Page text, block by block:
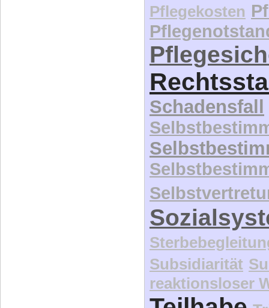
Pflegekosten
Schadensfall
Subsidiarität
reaktionsloser